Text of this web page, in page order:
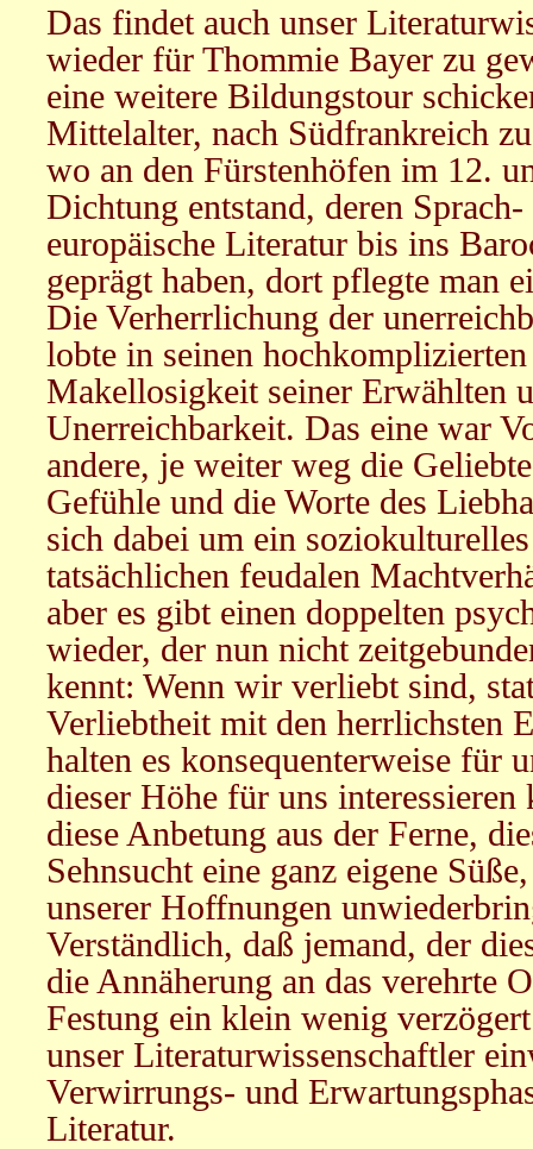
Das findet auch unser
wieder für Thommie Bayer zu
eine weitere Bildungstour
Mittelalter, nach Südfrankreich
wo an den Fürstenhöfen im 12.
Dichtung entstand, deren
europäische Literatur bis ins
geprägt haben, dort pflegte man
Die Verherrlichung der
lobte in seinen
Makellosigkeit seiner Erwählten
Unerreichbarkeit. Das eine war
andere, je weiter weg die
Gefühle und die Worte des
sich dabei um ein
tatsächlichen feudalen
aber es gibt einen doppelten
wieder, der nun nicht
kennt: Wenn wir verliebt sind,
Verliebtheit mit den herrlichsten
halten es konsequenterweise für
dieser Höhe für uns
diese Anbetung aus der Ferne,
Sehnsucht eine ganz eigene
unserer Hoffnungen
Verständlich, daß jemand, der
die Annäherung an das verehrte
Festung ein klein wenig
unser Literaturwissenschaftler
Verwirrungs- und
Literatur.